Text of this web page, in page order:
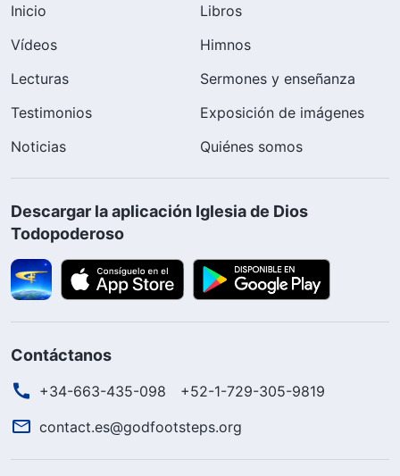
Inicio
Libros
Vídeos
Himnos
Lecturas
Sermones y enseñanza
Testimonios
Exposición de imágenes
Noticias
Quiénes somos
Descargar la aplicación Iglesia de Dios
Todopoderoso
Contáctanos
+34-663-435-098
+52-1-729-305-9819
contact.es@godfootsteps.org